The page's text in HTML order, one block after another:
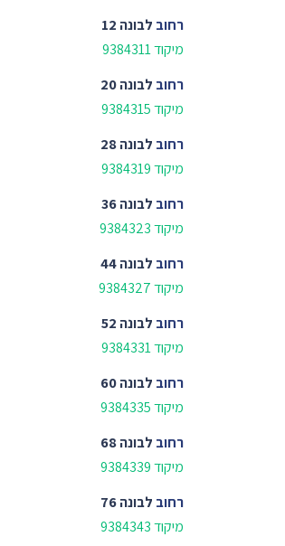
רחוב לבונה 12
מיקוד 9384311
רחוב לבונה 20
מיקוד 9384315
רחוב לבונה 28
מיקוד 9384319
רחוב לבונה 36
מיקוד 9384323
רחוב לבונה 44
מיקוד 9384327
רחוב לבונה 52
מיקוד 9384331
רחוב לבונה 60
מיקוד 9384335
רחוב לבונה 68
מיקוד 9384339
רחוב לבונה 76
מיקוד 9384343